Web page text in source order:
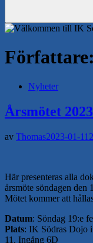
Författare:
Nyheter
Årsmötet 2023
av Thomas2023-01-11
Här presenteras alla
årsmöte söndagen den
Mötet kommer att
Datum: Söndag 19:e
Plats: IK Södras Dojo
11, Ingång 6D